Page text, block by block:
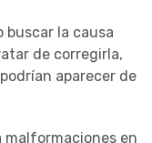
buscar la causa
de corregirla,
aparecer de
malformaciones en